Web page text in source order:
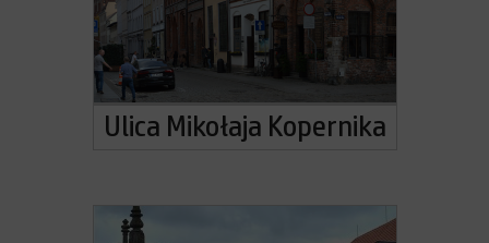
Ulica Mikołaja Kopernika